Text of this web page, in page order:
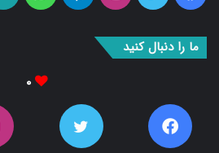
ما را دنبال کنید
۰